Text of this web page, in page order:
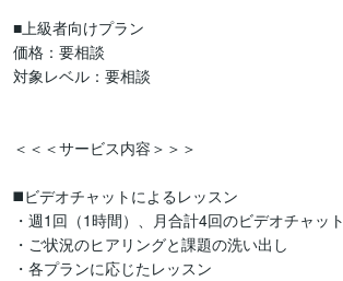
■上級者向けプラン
価格：要相談
対象レベル：要相談
＜＜＜サービス内容＞＞＞
◼️ビデオチャットによるレッスン
・週1回（1時間）、月合計4回のビデオチャット
・ご状況のヒアリングと課題の洗い出し
・各プランに応じたレッスン